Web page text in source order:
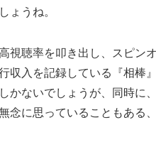
ょうね。
視聴率を叩き出し、スピン
収入を記録している『相棒
かないでしょうが、同時に
念に思っていることもある